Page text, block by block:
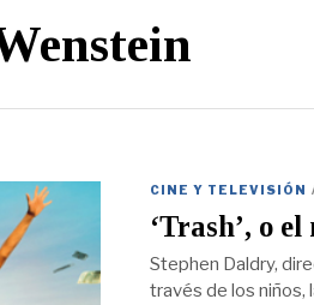
CINE Y TELEVISIÓN
‘Trash’, o
Stephen Daldry,
través de los niños,